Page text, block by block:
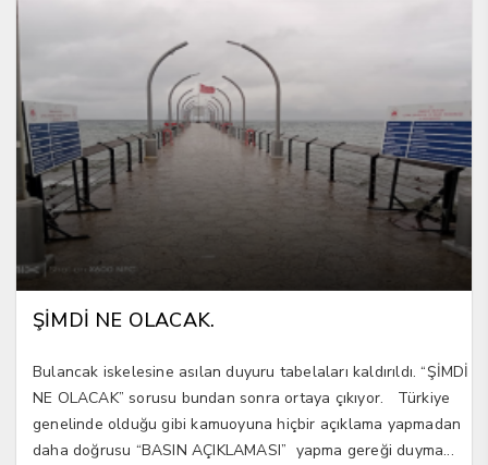
ŞİMDİ NE OLACAK.
Bulancak iskelesine asılan duyuru tabelaları kaldırıldı. “ŞİMDİ
NE OLACAK” sorusu bundan sonra ortaya çıkıyor. Türkiye
genelinde olduğu gibi kamuoyuna hiçbir açıklama yapmadan
daha doğrusu “BASIN AÇIKLAMASI” yapma gereği duyma...